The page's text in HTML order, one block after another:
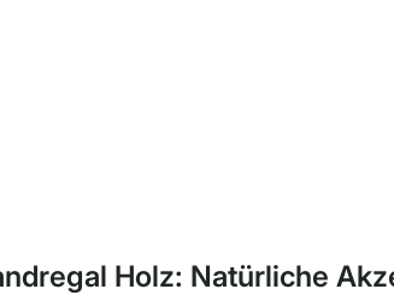
Holz: Natürliche